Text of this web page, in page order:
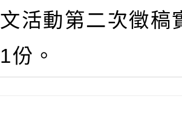
文活動第二次徵稿
1份。